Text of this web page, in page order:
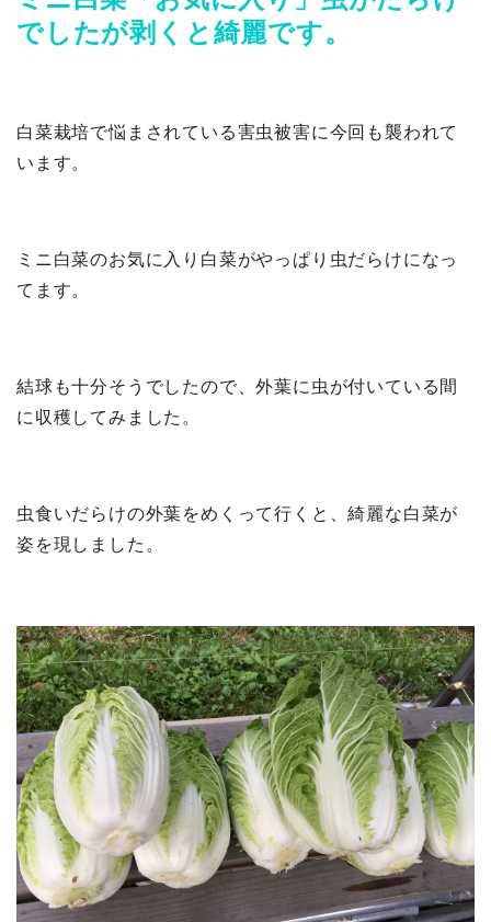
でしたが剥くと綺麗です。
白菜栽培で悩まされている害虫被害に今回も襲われて
います。
ミニ白菜のお気に入り白菜がやっぱり虫だらけになっ
てます。
結球も十分そうでしたので、外葉に虫が付いている間
に収穫してみました。
虫食いだらけの外葉をめくって行くと、綺麗な白菜が
姿を現しました。